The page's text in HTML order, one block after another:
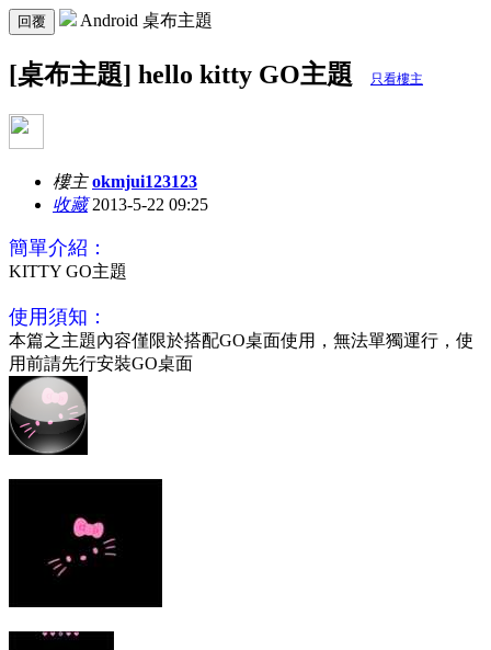
回覆 Android 桌布主題
[桌布主題] hello kitty GO主題 只看樓主
樓主 okmjui123123
收藏2013-5-22 09:25
簡單介紹：
KITTY GO主題
使用須知：
本篇之主題內容僅限於搭配GO桌面使用，無法單獨運行，使
用前請先行安裝GO桌面